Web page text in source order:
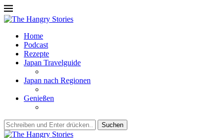
Home
Podcast
Rezepte
Japan Travelguide
Japan nach Regionen
Genießen
Suchen